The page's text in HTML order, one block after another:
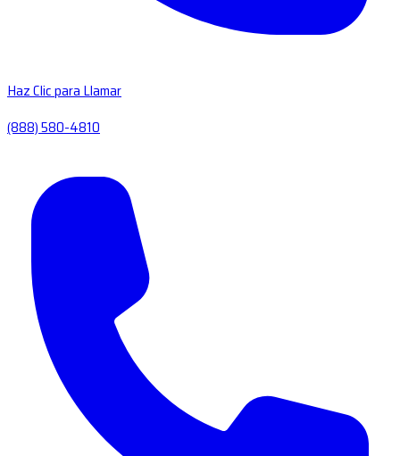
Haz Clic para Llamar
(888) 580-4810